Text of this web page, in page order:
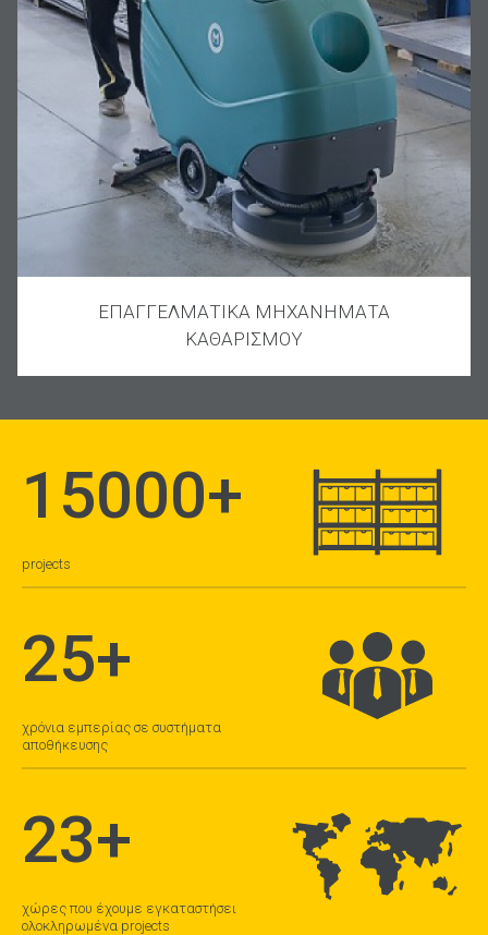
ΕΠΑΓΓΕΛΜΑΤΙΚΑ ΜΗΧΑΝΗΜΑΤΑ
ΚΑΘΑΡΙΣΜΟΥ
15000+
projects
25+
χρόνια εμπερίας σε συστήματα
αποθήκευσης
23+
χώρες που έχουμε εγκαταστήσει
ολοκληρωμένα projects